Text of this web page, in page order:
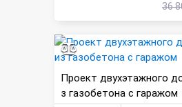
36
Проект двухэтажного
з газобетона с гаражом